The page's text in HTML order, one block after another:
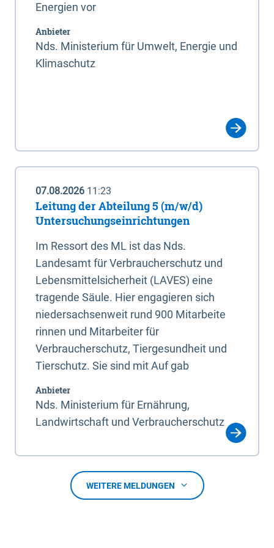
Energien vor
Anbieter
Nds. Ministerium für Umwelt, Energie und
Klimaschutz
07.08.2026 11:23
Leitung der Abteilung 5 (m/w/d)
Untersuchungseinrichtungen
Im Ressort des ML ist das Nds.
Landesamt für Verbraucherschutz und
Lebensmittelsicherheit (LAVES) eine
tragende Säule. Hier engagieren sich
niedersachsenweit rund 900 Mitarbeite
rinnen und Mitarbeiter für
Verbraucherschutz, Tiergesundheit und
Tierschutz. Sie sind mit Auf gab
Anbieter
Nds. Ministerium für Ernährung,
Landwirtschaft und Verbraucherschutz
WEITERE MELDUNGEN